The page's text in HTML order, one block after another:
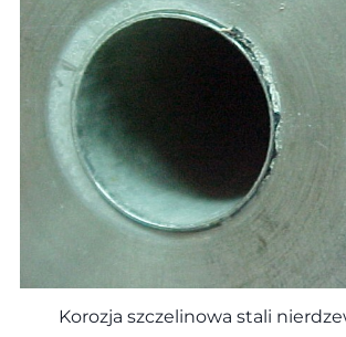
Korozja szczelinowa stali